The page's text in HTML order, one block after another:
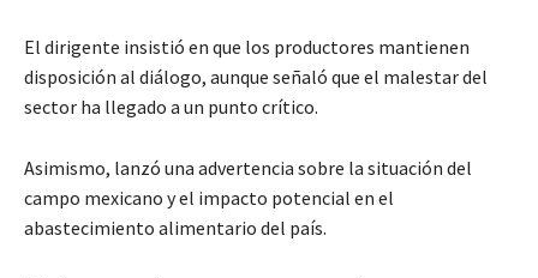
El dirigente insistió en que los productores mantienen
disposición al diálogo, aunque señaló que el malestar del
sector ha llegado a un punto crítico.
Asimismo, lanzó una advertencia sobre la situación del
campo mexicano y el impacto potencial en el
abastecimiento alimentario del país.